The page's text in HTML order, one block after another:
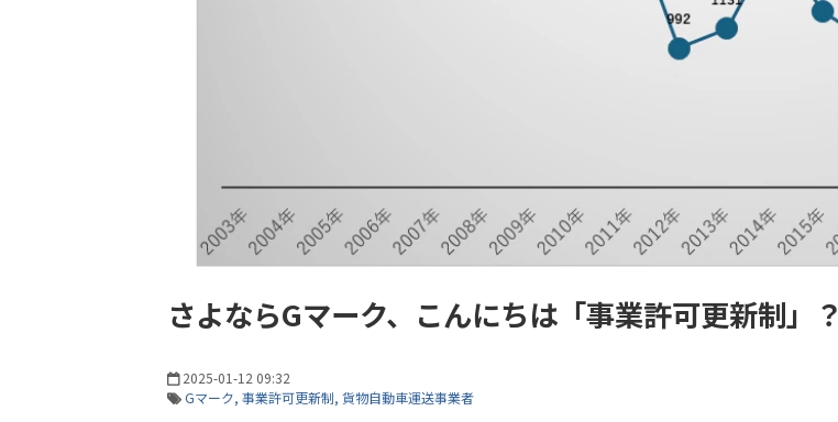
さよならGマーク、こんにちは「事業許可更新制」？
2025-01-12 09:32
Gマーク 事業許可更新制 貨物自動車運送事業者